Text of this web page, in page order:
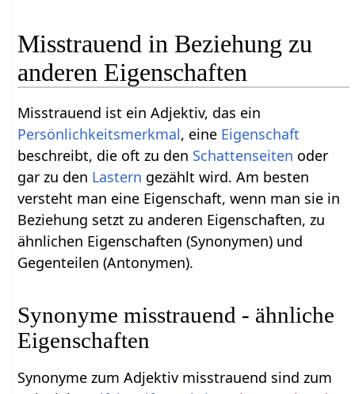
Misstrauend in Beziehung zu
anderen Eigenschaften
Misstrauend ist ein Adjektiv, das ein
Persönlichkeitsmerkmal, eine Eigenschaft
beschreibt, die oft zu den Schattenseiten oder
gar zu den Lastern gezählt wird. Am besten
versteht man eine Eigenschaft, wenn man sie in
Beziehung setzt zu anderen Eigenschaften, zu
ähnlichen Eigenschaften (Synonymen) und
Gegenteilen (Antonymen).
Synonyme misstrauend - ähnliche
Eigenschaften
Synonyme zum Adjektiv misstrauend sind zum